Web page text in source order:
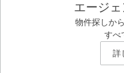
エージ
物件探しか
すべ
詳